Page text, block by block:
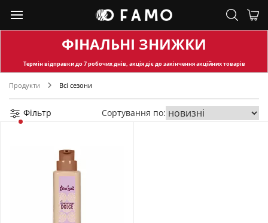
ФІНАЛЬНІ ЗНИЖКИ
Термін відправкидо 7 робочих днів, акція діє до закінчення акційних товарів
Продукти Всі сезони
Фільтр Сортування по: